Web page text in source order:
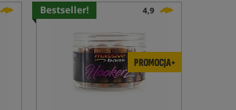
Bestseller! 4,9
PROMOCJA+